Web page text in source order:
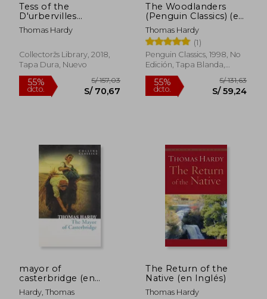
55% S/ 126,80
S/ 57,06
55%
dcto.
Tess of the
D'urbervilles
(Macmillan
Collector's Library)
Thomas Hardy
Collectoržs Library, 2018,
Tapa Dura, Nuevo
The Woodlanders
(Penguin Classics) (en
Inglés)
Thomas Hardy
(1)
Penguin Classics, 1998, No
Edición, Tapa Blanda,
Nuevo
mayor of
casterbridge (en
Inglés)
Hardy, Thomas
The Return of the
Native (en Inglés)
Thomas Hardy